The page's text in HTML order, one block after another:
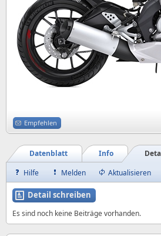
Empfehlen
Info
Datenblatt
Hilfe
Melden Aktualisieren
Detail schreiben
Es sind noch keine Beiträge vorhanden.